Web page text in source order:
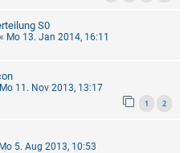
S0
« Mo 13. Jan 2014, 16:11
Mo 11. Nov 2013, 13:17
1 2
Mo 5. Aug 2013, 10:53